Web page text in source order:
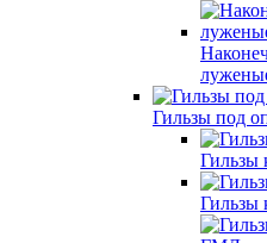
Гильзы под
Гильзы
Гильзы